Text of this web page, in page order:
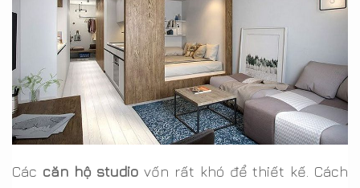
Các căn hộ studio vốn rất khó để thiết kế. Cách